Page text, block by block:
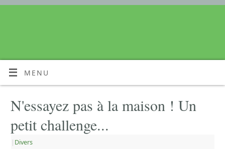
MENU
N'essayez pas à la maison ! Un
petit challenge...
| Divers